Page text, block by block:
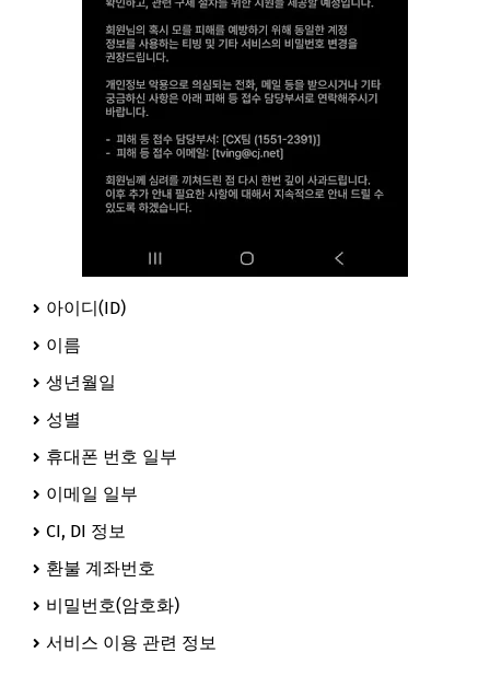
아이디(ID)
이름
생년월일
성별
휴대폰 번호 일부
이메일 일부
CI, DI 정보
환불 계좌번호
비밀번호(암호화)
서비스 이용 관련 정보